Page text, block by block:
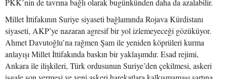
PKK’nin de tavrına bağlı olarak bugünkünden daha da azalabilir.
Millet İttifakının Suriye siyaseti bağlamında Rojava Kürdistanı
siyaseti, AKP’ye nazaran agresif bir yol izlemeyeceği gözüküyor.
Ahmet Davutoğlu’na rağmen Şam ile yeniden köprüleri kurma
anlayışı Millet İttifakında baskın bir yaklaşımdır. Esad rejimi,
Ankara ile ilişkileri, Türk ordusunun Suriye’den çekilmesi, askeri